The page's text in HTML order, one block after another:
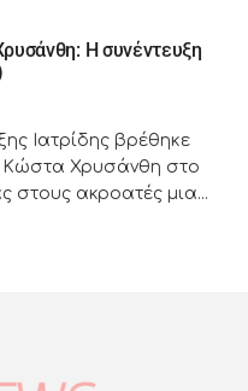
Η συνέντευξη
Ιατρίδης βρέθηκε
Κώστα Χρυσάνθη στο
στους ακροατές μια...